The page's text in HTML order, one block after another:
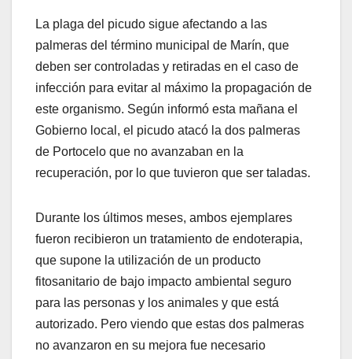
La plaga del picudo sigue afectando a las
palmeras del término municipal de Marín, que
deben ser controladas y retiradas en el caso de
infección para evitar al máximo la propagación de
este organismo. Según informó esta mañana el
Gobierno local, el picudo atacó la dos palmeras
de Portocelo que no avanzaban en la
recuperación, por lo que tuvieron que ser taladas.
Durante los últimos meses, ambos ejemplares
fueron recibieron un tratamiento de endoterapia,
que supone la utilización de un producto
fitosanitario de bajo impacto ambiental seguro
para las personas y los animales y que está
autorizado. Pero viendo que estas dos palmeras
no avanzaron en su mejora fue necesario